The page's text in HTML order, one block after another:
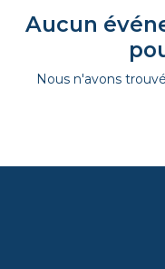
Aucun
Nous n'avons